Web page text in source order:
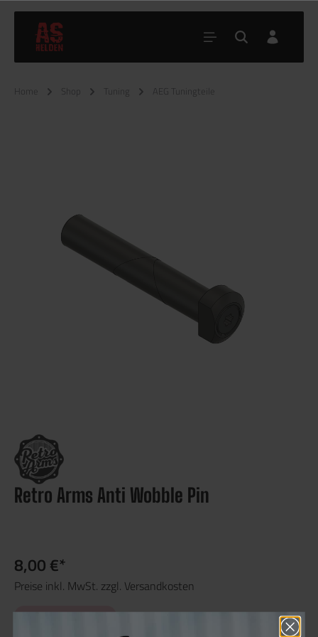
Home Shop Tuning AEG Tuningteile
Retro Arms Anti Wobble Pin
8,00 €*
Preise inkl. MwSt. zzgl. Versandkosten
Nicht mehr verfügbar